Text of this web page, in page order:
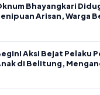
Bhayangkari
Arisan, Warga
Aksi Bejat Pelaku
di Belitung,